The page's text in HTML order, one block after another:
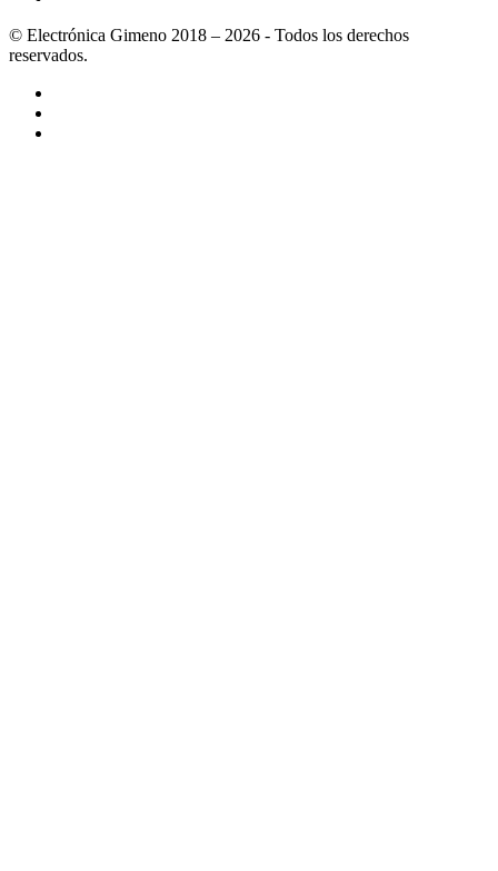
© Electrónica Gimeno 2018 – 2026 - Todos los derechos
reservados.